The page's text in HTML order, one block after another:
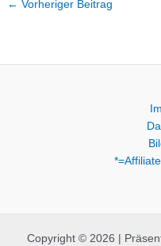
← Vorheriger Beitrag
Copyright © 2026 |